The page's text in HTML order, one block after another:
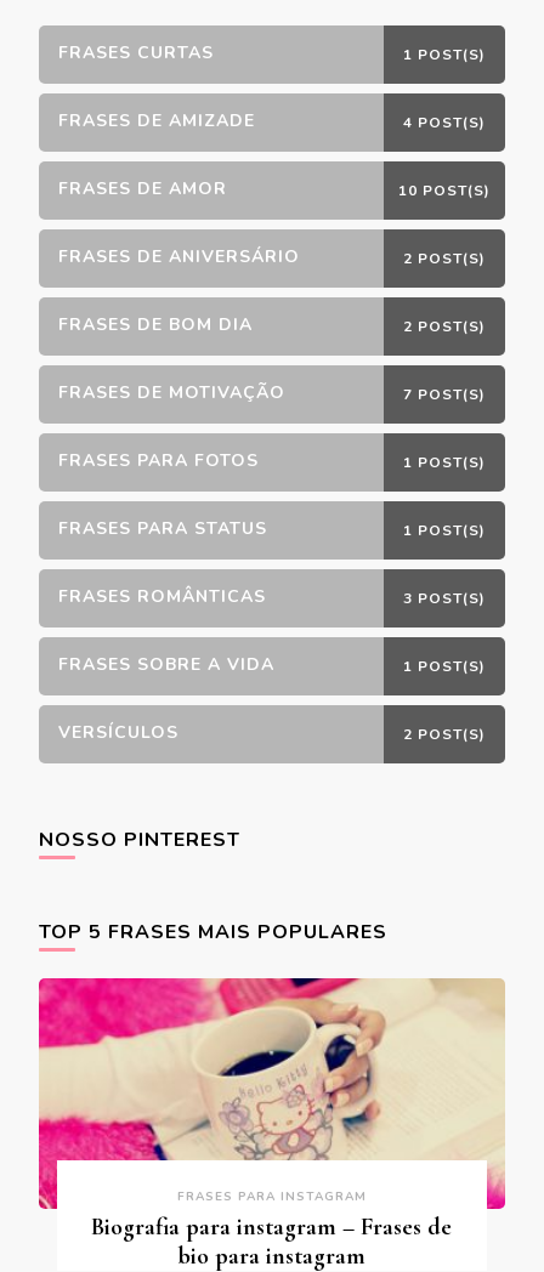
FRASES CURTAS 1 POST(S)
FRASES DE AMIZADE 4 POST(S)
FRASES DE AMOR 10 POST(S)
FRASES DE ANIVERSÁRIO 2 POST(S)
FRASES DE BOM DIA 2 POST(S)
FRASES DE MOTIVAÇÃO 7 POST(S)
FRASES PARA FOTOS 1 POST(S)
FRASES PARA STATUS 1 POST(S)
FRASES ROMÂNTICAS 3 POST(S)
FRASES SOBRE A VIDA 1 POST(S)
VERSÍCULOS 2 POST(S)
NOSSO PINTEREST
TOP 5 FRASES MAIS POPULARES
FRASES PARA INSTAGRAM
Biografia para instagram – Frases de
bio para instagram